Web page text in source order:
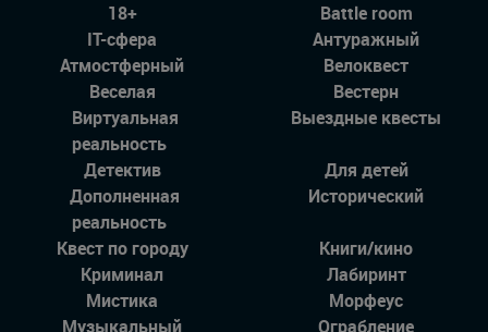
18+
Battle room
IT-сфера
Антуражный
Атмостферный
Велоквест
Веселая
Вестерн
Виртуальная
реальность
Выездные квесты
Детектив
Для детей
Дополненная
реальность
Исторический
Квест по городу
Книги/кино
Криминал
Лабиринт
Мистика
Морфеус
Музыкальный
Ограбление